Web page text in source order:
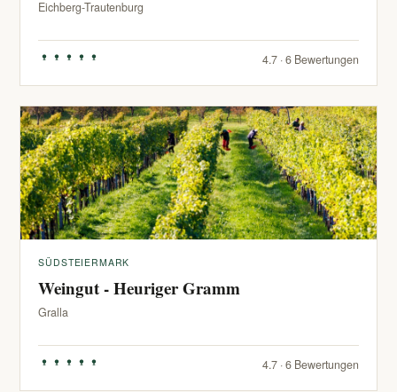
Eichberg-Trautenburg
4.7 · 6 Bewertungen
SÜDSTEIERMARK
Weingut - Heuriger Gramm
Gralla
4.7 · 6 Bewertungen